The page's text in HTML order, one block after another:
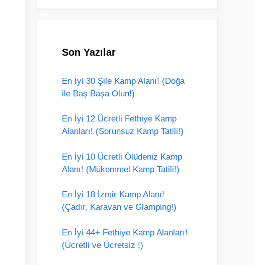
Son Yazılar
En İyi 30 Şile Kamp Alanı! (Doğa
ile Baş Başa Olun!)
En İyi 12 Ücretli Fethiye Kamp
Alanları! (Sorunsuz Kamp Tatili!)
En İyi 10 Ücretli Ölüdeniz Kamp
Alanı! (Mükemmel Kamp Tatili!)
En İyi 18 İzmir Kamp Alanı!
(Çadır, Karavan ve Glamping!)
En İyi 44+ Fethiye Kamp Alanları!
(Ücretli ve Ücretsiz !)